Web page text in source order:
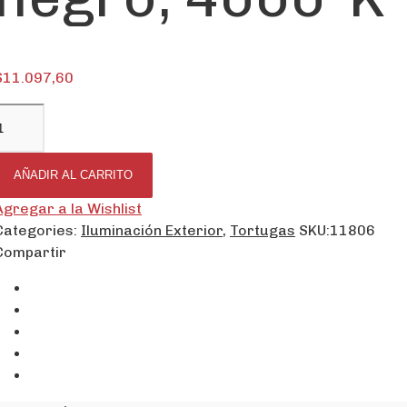
11.097,60
AÑADIR AL CARRITO
a la Wishlist
Iluminación Exterior, Tortugas SKU:11806